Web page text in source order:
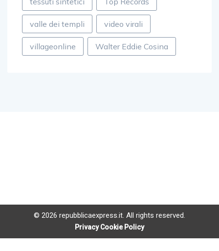
valle dei templi video virali
villageonline Walter Eddie Cosina
© 2026 repubblicaexpress.it. All rights reserved.
Privacy Cookie Policy